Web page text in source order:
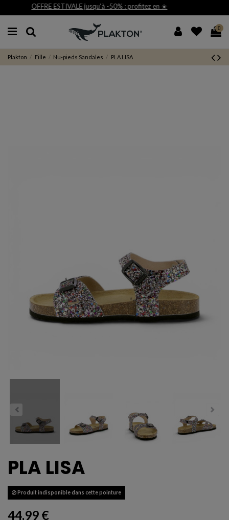
en ☀️ Livraison et retour gratuit 30j*
0
Plakton Fille Nu-pieds Sandales PLA LISA
PLA LISA
Produit indisponible dans cette pointure
44,99 €